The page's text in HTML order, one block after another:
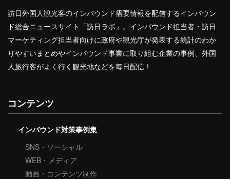
訪日外国人観光客のインバウンド需要情報を配信するインバウン
ド総合ニュースサイト「訪日ラボ」。インバウンド担当者・訪日
マーケティング担当者向けに政府や観光庁が発表する統計のわか
りやすいまとめやインバウンド事業に取り組む企業の事例、外国
人旅行客がよく行く観光地などを毎日配信！
コンテンツ
インバウンド対策事例集
SNS・ソーシャル
WEB・メディア
動画・コンテンツ制作